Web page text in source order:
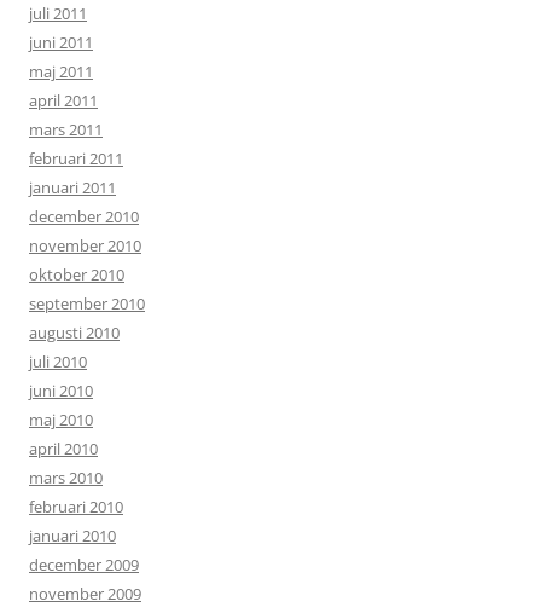
juli 2011
juni 2011
maj 2011
april 2011
mars 2011
februari 2011
januari 2011
december 2010
november 2010
oktober 2010
september 2010
augusti 2010
juli 2010
juni 2010
maj 2010
april 2010
mars 2010
februari 2010
januari 2010
december 2009
november 2009